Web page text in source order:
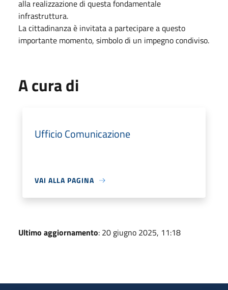
alla realizzazione di questa fondamentale
infrastruttura.
La cittadinanza è invitata a partecipare a questo
importante momento, simbolo di un impegno condiviso.
A cura di
Ufficio Comunicazione
VAI ALLA PAGINA
Ultimo aggiornamento: 20 giugno 2025, 11:18